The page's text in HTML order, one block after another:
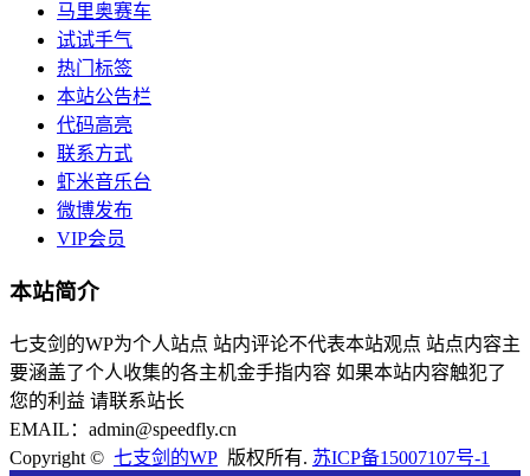
马里奥赛车
试试手气
热门标签
本站公告栏
代码高亮
联系方式
虾米音乐台
微博发布
VIP会员
本站简介
七支剑的WP为个人站点 站内评论不代表本站观点 站点内容主
要涵盖了个人收集的各主机金手指内容 如果本站内容触犯了
您的利益 请联系站长
EMAIL：admin@speedfly.cn
Copyright © 七支剑的WP 版权所有. 苏ICP备15007107号-1